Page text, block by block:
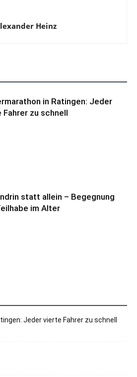
Heinz
in Ratingen: Jeder
Fahrer zu schnell
statt allein – Begegnung
im Alter
Jeder vierte Fahrer zu schnell